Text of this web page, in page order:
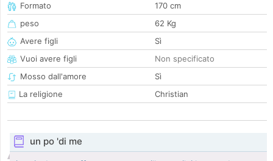
Formato
170 cm
peso
62 Kg
Avere figli
Sì
Vuoi avere figli
Non specificato
Mosso dall'amore
Sì
La religione
Christian
un po 'di me